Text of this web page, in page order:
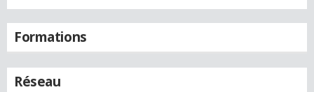
Formations
Réseau